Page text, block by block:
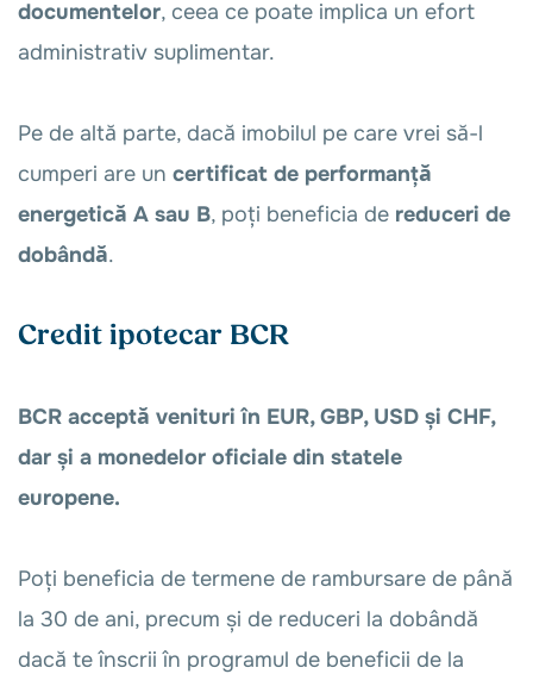
documentelor, ceea ce poate implica un efort
administrativ suplimentar.
Pe de altă parte, dacă imobilul pe care vrei să-l
cumperi are un certificat de performanță
energetică A sau B, poți beneficia de reduceri de
dobândă.
Credit ipotecar BCR
BCR acceptă venituri în EUR, GBP, USD și CHF,
dar și a monedelor oficiale din statele
europene.
Poți beneficia de termene de rambursare de până
la 30 de ani, precum și de reduceri la dobândă
dacă te înscrii în programul de beneficii de la